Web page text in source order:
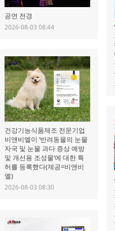
공연 전경
2026-08-03 08:44
건강기능식품제조 전문기업
비앤비엘이 ‘반려동물의 눈물
자국 및 눈물 과다 증상 예방
및 개선용 조성물’에 대한 특
허를 등록했다(제공=비앤비
엘)
2026-08-03 08:30